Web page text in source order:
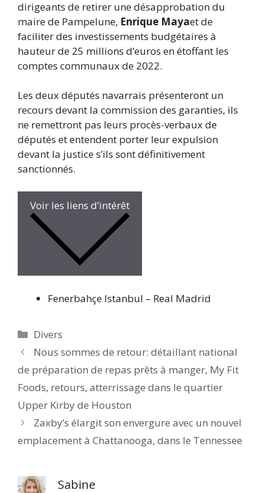
dirigeants de retirer une désapprobation du
maire de Pampelune, Enrique Mayaet de
faciliter des investissements budgétaires à
hauteur de 25 millions d’euros en étoffant les
comptes communaux de 2022.
Les deux députés navarrais présenteront un
recours devant la commission des garanties, ils
ne remettront pas leurs procès-verbaux de
députés et entendent porter leur expulsion
devant la justice s’ils sont définitivement
sanctionnés.
Voir les liens d’intérêt
Fenerbahçe Istanbul – Real Madrid
Catégories
Divers
Nous sommes de retour: détaillant national
de préparation de repas prêts à manger, My Fit
Foods, retours, atterrissage dans le quartier
Upper Kirby de Houston
Zaxby’s élargit son envergure avec un nouvel
emplacement à Chattanooga, dans le Tennessee
Sabine